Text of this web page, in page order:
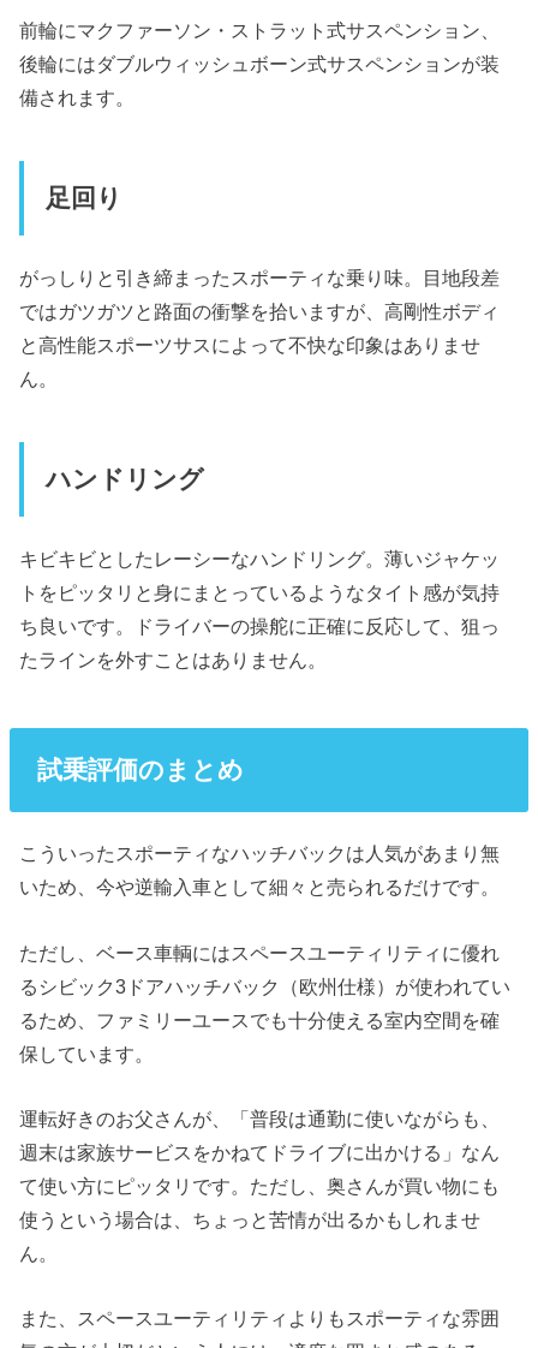
前輪にマクファーソン・ストラット式サスペンション、
後輪にはダブルウィッシュボーン式サスペンションが装
備されます。
足回り
がっしりと引き締まったスポーティな乗り味。目地段差
ではガツガツと路面の衝撃を拾いますが、高剛性ボディ
と高性能スポーツサスによって不快な印象はありませ
ん。
ハンドリング
キビキビとしたレーシーなハンドリング。薄いジャケッ
トをピッタリと身にまとっているようなタイト感が気持
ち良いです。ドライバーの操舵に正確に反応して、狙っ
たラインを外すことはありません。
試乗評価のまとめ
こういったスポーティなハッチバックは人気があまり無
いため、今や逆輸入車として細々と売られるだけです。
ただし、ベース車輌にはスペースユーティリティに優れ
るシビック3ドアハッチバック（欧州仕様）が使われてい
るため、ファミリーユースでも十分使える室内空間を確
保しています。
運転好きのお父さんが、「普段は通勤に使いながらも、
週末は家族サービスをかねてドライブに出かける」なん
て使い方にピッタリです。ただし、奥さんが買い物にも
使うという場合は、ちょっと苦情が出るかもしれませ
ん。
また、スペースユーティリティよりもスポーティな雰囲